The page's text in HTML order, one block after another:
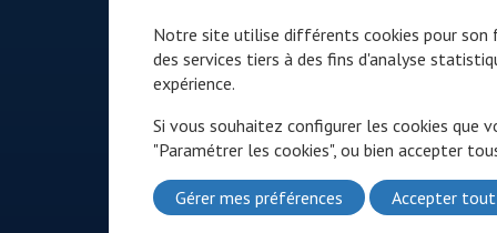
Notre site utilise différents cookies pour son
des services tiers à des fins d'analyse
expérience.
Si vous souhaitez configurer les cookies que
"Paramétrer les cookies", ou bien accepter
Gérer mes préférences Accepter tout